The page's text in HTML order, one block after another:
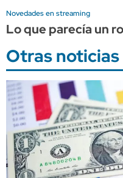
Novedades en streaming
Lo que parecía un
Otras noticias